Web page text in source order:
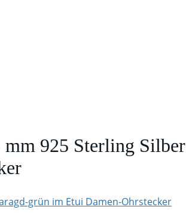
925 Sterling Silber